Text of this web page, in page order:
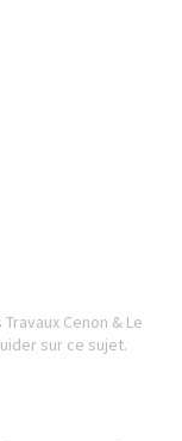
Cenon & Le
sur ce sujet.